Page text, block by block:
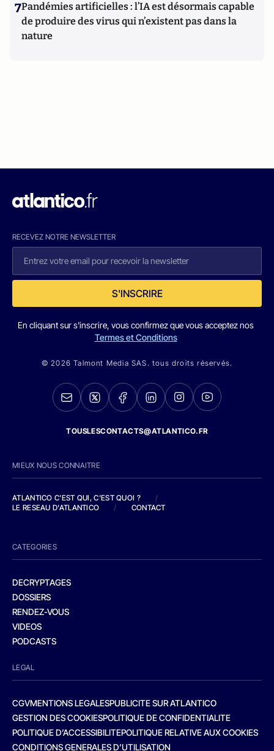
7Pandémies artificielles : l’IA est désormais capable
de produire des virus qui n’existent pas dans la
nature
RECEVEZ NOTRE NEWSLETTER
S'INSCRIRE
En cliquant sur s'inscrire, vous confirmez que vous acceptez nos
Termes et Conditions
© 2026 Talmont Media SAS. tous droits réservés.
TOUSLESCONTACTS@ATLANTICO.FR
MIEUX NOUS CONNAITRE
ATLANTICO C'EST QUI, C'EST QUOI ?
/
LE RESEAU D'ATLANTICO
/ CONTACT
CATEGORIES
DECRYPTAGES
DOSSIERS
RENDEZ-VOUS
VIDEOS
PODCASTS
LEGAL
CGVMENTIONS LEGALESPUBLICITE SUR ATLANTICO
GESTION DES COOKIESPOLITIQUE DE CONFIDENTIALITE
POLITIQUE D’ACCESSIBILITEPOLITIQUE RELATIVE AUX COOKIES
CONDITIONS GENERALES D’UTILISATION